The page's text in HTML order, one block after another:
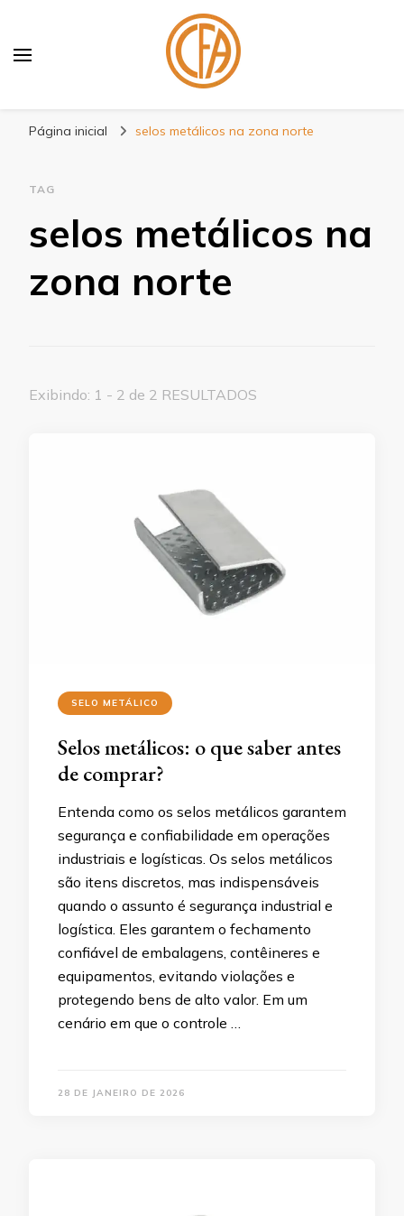
Página inicial selos metálicos na zona norte
TAG
selos metálicos na
zona norte
Exibindo: 1 - 2 de 2 RESULTADOS
SELO METÁLICO
Selos metálicos: o que saber antes
de comprar?
Entenda como os selos metálicos garantem
segurança e confiabilidade em operações
industriais e logísticas. Os selos metálicos
são itens discretos, mas indispensáveis
quando o assunto é segurança industrial e
logística. Eles garantem o fechamento
confiável de embalagens, contêineres e
equipamentos, evitando violações e
protegendo bens de alto valor. Em um
cenário em que o controle …
28 DE JANEIRO DE 2026